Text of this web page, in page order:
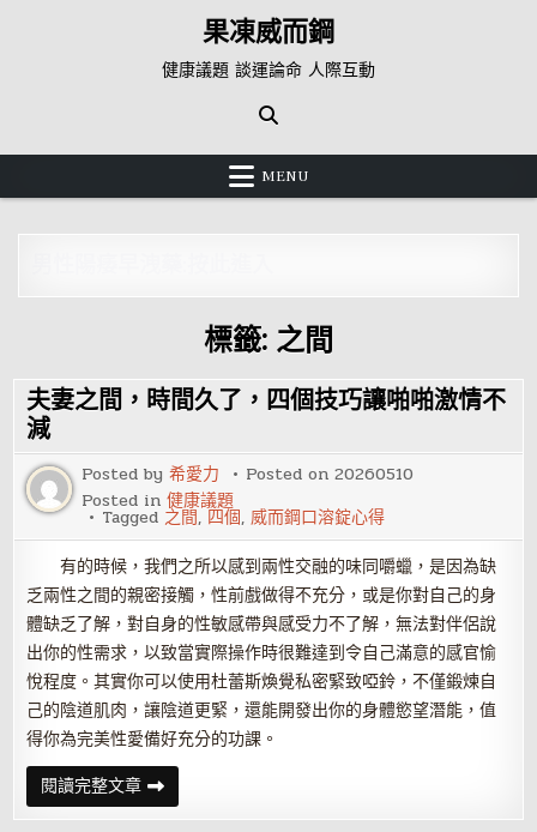
果凍威而鋼
健康議題 談運論命 人際互動
MENU
標籤: 之間
夫妻之間，時間久了，四個技巧讓啪啪激情不
減
Posted by希愛力 Posted on20260510
Posted in健康議題
Tagged 之間, 四個,威而鋼口溶錠心得
有的時候，我們之所以感到兩性交融的味同嚼蠟，是因為缺
乏兩性之間的親密接觸，性前戲做得不充分，或是你對自己的身
體缺乏了解，對自身的性敏感帶與感受力不了解，無法對伴侶說
出你的性需求，以致當實際操作時很難達到令自己滿意的感官愉
悅程度。其實你可以使用杜蕾斯煥覺私密緊致啞鈴，不僅鍛煉自
己的陰道肌肉，讓陰道更緊，還能開發出你的身體慾望潛能，值
得你為完美性愛備好充分的功課。
閱讀完整文章夫
妻
之